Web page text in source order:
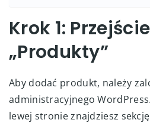
Krok 1:
„Produkty”
Aby dodać produkt, należy
administracyjnego
lewej stronie znajdziesz